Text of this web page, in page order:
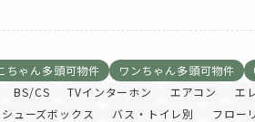
ちゃん多頭可物件 ワンちゃん多頭可物件
BS/CS TVインターホン エアコン エ
シューズボックス バス・トイレ別 フロー